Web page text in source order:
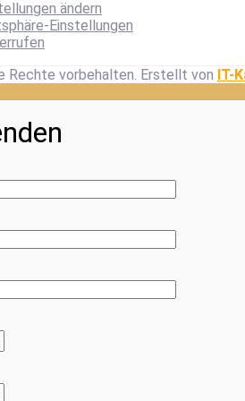
ändern
Einstellungen
Rechte vorbehalten. Erstellt von IT-